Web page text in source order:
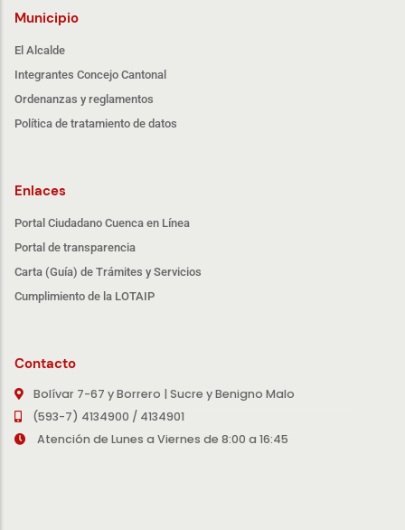
Municipio
El Alcalde
Integrantes Concejo Cantonal
Ordenanzas y reglamentos
Política de tratamiento de datos
Enlaces
Portal Ciudadano Cuenca en Línea
Portal de transparencia
Carta (Guía) de Trámites y Servicios
Cumplimiento de la LOTAIP
Contacto
Bolívar 7-67 y Borrero | Sucre y Benigno Malo
(593-7) 4134900 / 4134901
Atención de Lunes a Viernes de 8:00 a 16:45